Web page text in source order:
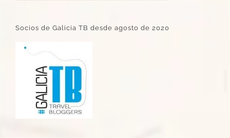
Socios de Galicia TB desde agosto de 2020